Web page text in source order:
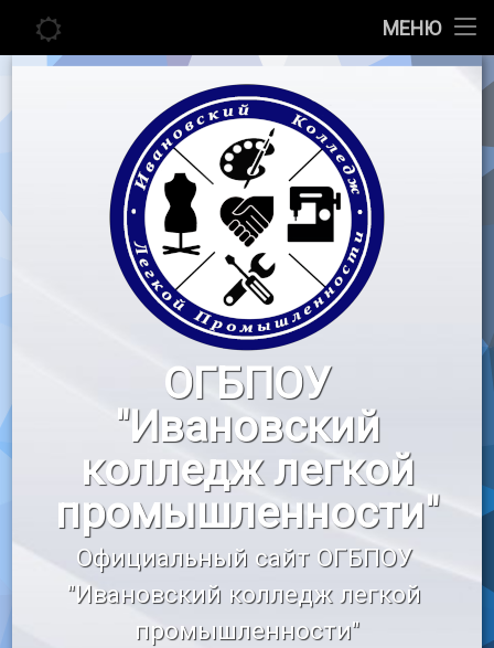
МЕНЮ
Главная
Педагогу
Воспитательная работа
«Профессионалы»
«Профессионалитет»
Образовательный кредит
Перейти
ОГБПОУ
"Ивановский
колледж легкой
промышленности"
Официальный сайт ОГБПОУ
"Ивановский колледж легкой
промышленности"